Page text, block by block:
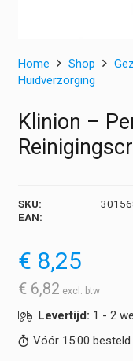
Home Shop
Huidverzorging
Klinion –
SKU:
EAN:
€ 8,25
€ 6,82
Levertijd: 1 - 2
Vóór 15:00